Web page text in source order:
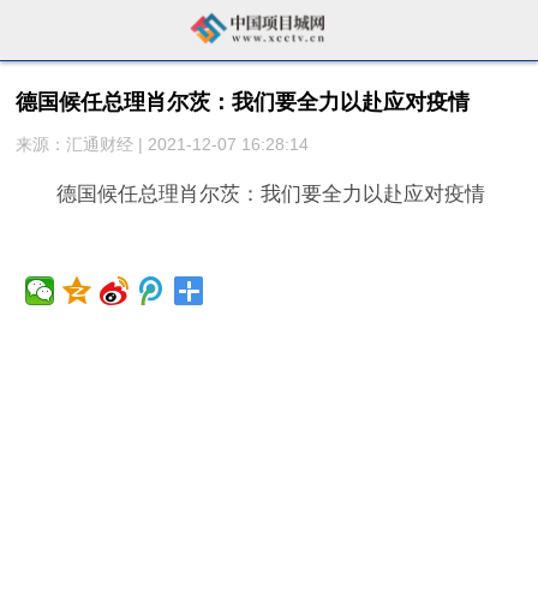
德国候任总理肖尔茨：我们要全力以赴应对疫情
来源：汇通财经 | 2021-12-07 16:28:14
德国候任总理肖尔茨：我们要全力以赴应对疫情